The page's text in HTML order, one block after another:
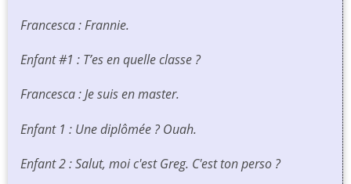
Francesca : Frannie.
Enfant #1 : T’es en quelle classe ?
Francesca : Je suis en master.
Enfant 1 : Une diplômée ? Ouah.
Enfant 2 : Salut, moi c'est Greg. C'est ton perso ?